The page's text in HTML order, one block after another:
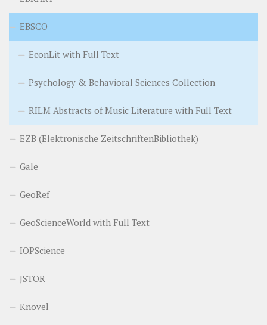
EBSCO
EconLit with Full Text
Psychology & Behavioral Sciences Collection
RILM Abstracts of Music Literature with Full Text
EZB (Elektronische ZeitschriftenBibliothek)
Gale
GeoRef
GeoScienceWorld with Full Text
IOPScience
JSTOR
Knovel